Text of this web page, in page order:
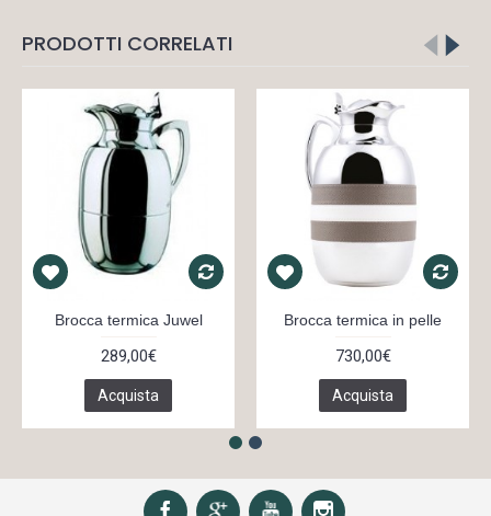
PRODOTTI CORRELATI
Brocca termica Juwel
289,00€
Acquista
Brocca termica in pelle
730,00€
Acquista